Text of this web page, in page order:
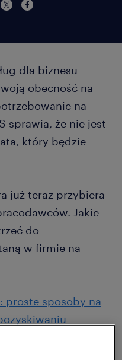
dla biznesu
obecność na
na
sprawia, że nie jest
który będzie
już teraz przybiera
Jakie
do
w firmie na
proste sposoby na